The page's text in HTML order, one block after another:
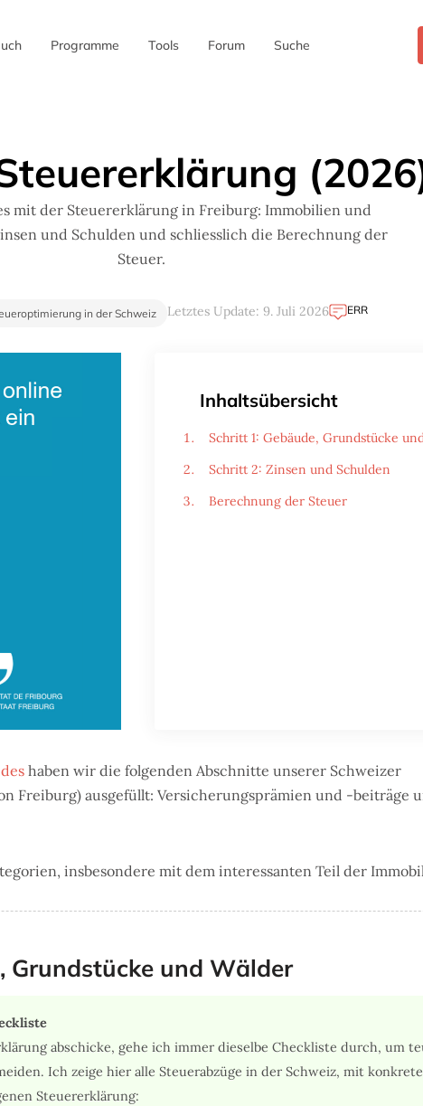
Programme Tools Forum Suche
mit der Steuererklärung in Freiburg: Immobilien und
und Schulden und schliesslich die Berechnung der
Steuer.
in der Schweiz Letztes Update: 9. Juli 2026 ERR
Inhaltsübersicht
Schritt 1: Gebäude, Grundstücke
Schritt 2: Zinsen und Schulden
Berechnung der Steuer
haben wir die folgenden Abschnitte unserer Schweizer
Freiburg) ausgefüllt: Versicherungsprämien und -beiträge
insbesondere mit dem interessanten Teil der
Grundstücke und Wälder
abschicke, gehe ich immer dieselbe Checkliste durch, um
Ich zeige hier alle Steuerabzüge in der Schweiz, mit
Steuererklärung: